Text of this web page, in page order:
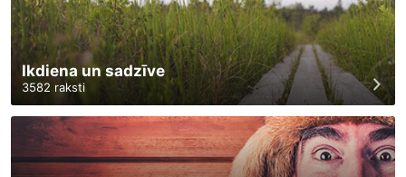
Ikdiena un sadzīve
3582 raksti